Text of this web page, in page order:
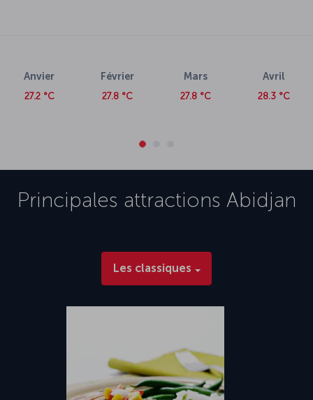
Anvier
27.2 °C
Février
27.8 °C
Mars
27.8 °C
Avril
28.3 °C
Principales attractions Abidjan
Les classiques